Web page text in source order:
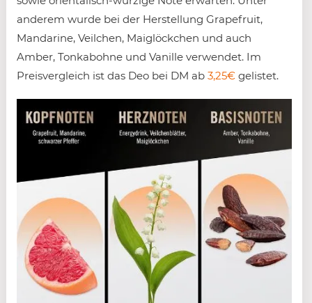
anderem wurde bei der Herstellung Grapefruit,
Mandarine, Veilchen, Maiglöckchen und auch
Amber, Tonkabohne und Vanille verwendet. Im
Preisvergleich ist das Deo bei DM ab 3,25€ gelistet.